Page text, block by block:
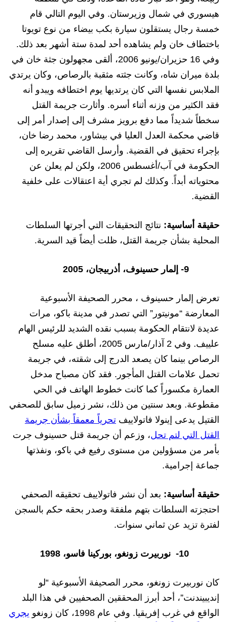
هيسوري في شمال وزيرستان. وفي اليوم التالي قام
خمسة رجال يستقلون سيارة بكب بيضاء من نوع تويوتا
باختطاف خان ولم يشاهده أحد لمدة ستة أشهر بعد ذلك.
وفي 16 حزيران/يونيو 2006، ألقى مجهولون جثة خان في
بلدة ميران شاه، وكانت جثته مثقبة بالرصاص، وكان يرتدي
الملابس نفسها التي كان يرتديها يوم اختطافه ويبدو أنه
فقد الكثير من وزنه أثناء أسره. وأثارت جريمة القتل
سخطاً شديداً مما دفع برويز مشرف إلى إصدار أمر إلى
قاضي محكمة العدل العليا في بيشاور، محمد رضا خان،
بإجراء تحقيق في القضية. وأرسل القاضي تقريره إلى
الحكومة في آب/أغسطس 2006، ولكن لم يعلن عن
محتوياته أبداً. وكذلك لم تجري أية اعتقالات على خلفية
القضية.
حقيقة أساسية: نتائج التحقيقات التي أجرتها السلطات
المحلية بشأن جريمة القتل، ظلت أيضاً قيد السرية.
9- إلمار حسينوف، أذربيجان، 2005
تعرض إلمار حسينوف ، محرر الصحيفة الأسبوعية
المعارضة “مونيتور” التي تصدر في مدينة باكو، مرات
عديدة لانتقام الحكومة بسبب نقده الشديد للرئيس الهام
علييف. وفي 2 آذار/مارس 2005، أطلق عليه مسلح
الرصاص بينما كان يصعد الدرج إلى شقته، في جريمة
تحمل علامات القتل المأجور. فقد كان مصباح مدخل
العمارة مكسوراً كما كانت خطوط الهاتف في الحي
مقطوعة. وبعد سنتين من ذلك، نشر زميل سابق للصحفي
القتيل يدعى إينولا فاتولاييف تحرياً معمقاً بشأن جريمة
القتل التي لتم تحل، وزعم أن جريمة قتل حسينوف جرت
بأمر من مسؤولين من مستوى رفيع في باكو، ونفذتها
جماعة إجرامية.
حقيقة أساسية: بعد أن نشر فاتولاييف تحقيقه الصحفي
احتجزته السلطات بتهم ملفقة وصدر بحقه حكم بالسجن
لفترة تزيد عن ثماني سنوات.
10- نوربيرت زونغو، بوركينا فاسو، 1998
كان نوربيرت زونغو، محرر الصحيفة الأسبوعية “لو
إنديبيندنت”، أحد أبرز المحققين الصحفيين في هذا البلد
الواقع في غرب إفريقيا. وفي عام 1998، كان زونغو
يجري